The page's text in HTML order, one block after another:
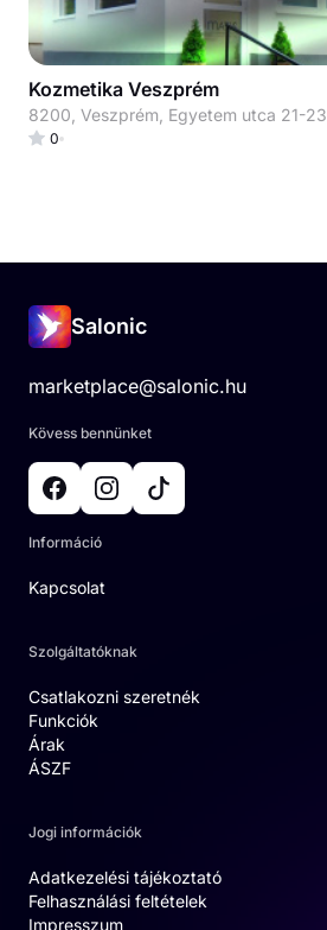
Kozmetika Veszprém
8200, Veszprém, Egyetem utca 21-23
0
Salonic
marketplace@salonic.hu
Kövess bennünket
Információ
Kapcsolat
Szolgáltatóknak
Csatlakozni szeretnék
Funkciók
Árak
ÁSZF
Jogi információk
Adatkezelési tájékoztató
Felhasználási feltételek
Impresszum